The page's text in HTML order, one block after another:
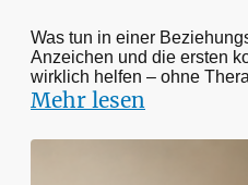
Was tun in einer
Anzeichen und die ersten
wirklich helfen – ohne
Mehr lesen